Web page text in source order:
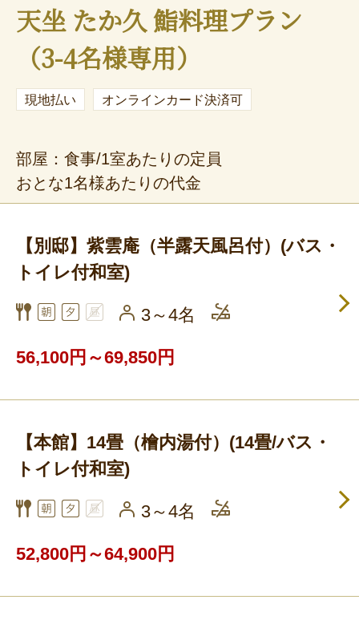
天坐 たか久 鮨料理プラン
（3-4名様専用）
現地払い オンラインカード決済可
部屋：食事/1室あたりの定員
おとな1名様あたりの代金
【別邸】紫雲庵（半露天風呂付）(バス・
トイレ付和室)
3～4名
56,100円～69,850円
【本館】14畳（檜内湯付）(14畳/バス・
トイレ付和室)
3～4名
52,800円～64,900円